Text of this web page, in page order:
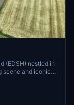
(EDSH) nestled in
scene and iconic
with Airworxx
airfields like
inviting add-on